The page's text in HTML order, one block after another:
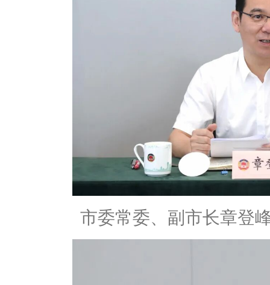
市委常委、副市长章登